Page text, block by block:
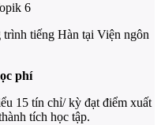
6
tiếng Hàn tại Viện ngôn
phí
15 tín chỉ/ kỳ đạt điểm xuất
tích học tập.